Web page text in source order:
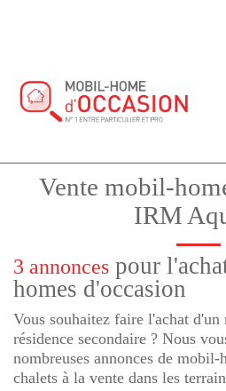
Accueil Acheter Annonces aqua 2
Vente mobil-
IRM
3 annonces pour
homes d'occasion
Vous souhaitez faire l'achat
résidence secondaire ? Nous
nombreuses annonces de mobil-
chalets à la vente dans les